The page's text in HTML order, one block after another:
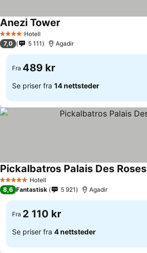
4 StjernerHotell
Anezi Tower
7,0 5 111 Agadir
Fra 489 kr
Se priser fra 14 nettsteder
5 Stjerner Hotell
Pickalbatros Palais Des Roses
8,6 Fantastisk 5 921 Agadir
Fra 2 110 kr
Se priser fra 4 nettsteder